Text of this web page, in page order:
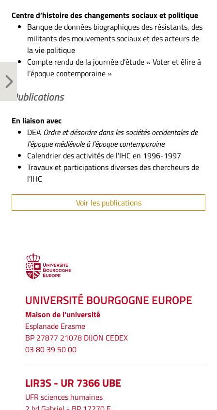
Centre d’histoire des changements sociaux et politique
Banque de données biographiques des résistants, des
militants des mouvements sociaux et des acteurs de
la vie politique
Compte rendu de la journée d’étude « Voter et élire à
l’époque contemporaine »
Publications
En liaison avec
DEA Ordre et désordre dans les sociétés occidentales de
l’époque médiévale à l’époque contemporaine
Calendrier des activités de l’IHC en 1996-1997
Travaux et participations diverses des chercheurs de
l’IHC
Voir les publications
UNIVERSITÉ BOURGOGNE EUROPE
Maison de l'université
Esplanade Erasme
BP 27877 21078 DIJON CEDEX
03 80 39 50 00
LIR3S - UR 7366 UBE
UFR sciences humaines